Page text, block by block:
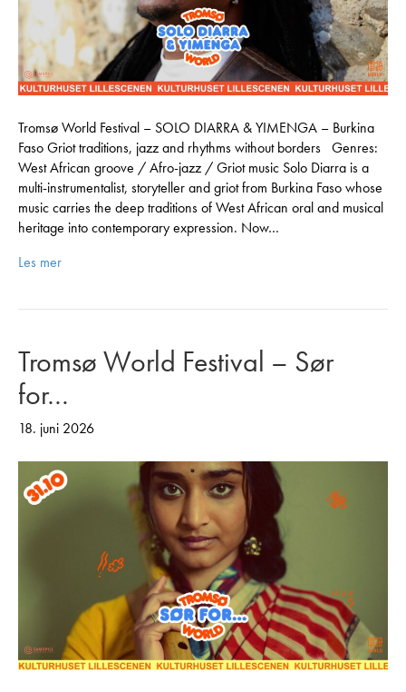
Tromsø World Festival – SOLO DIARRA & YIMENGA – Burkina
Faso Griot traditions, jazz and rhythms without borders Genres:
West African groove / Afro-jazz / Griot music Solo Diarra is a
multi-instrumentalist, storyteller and griot from Burkina Faso whose
music carries the deep traditions of West African oral and musical
heritage into contemporary expression. Now…
Les mer
Tromsø World Festival – Sør
for…
18. juni 2026